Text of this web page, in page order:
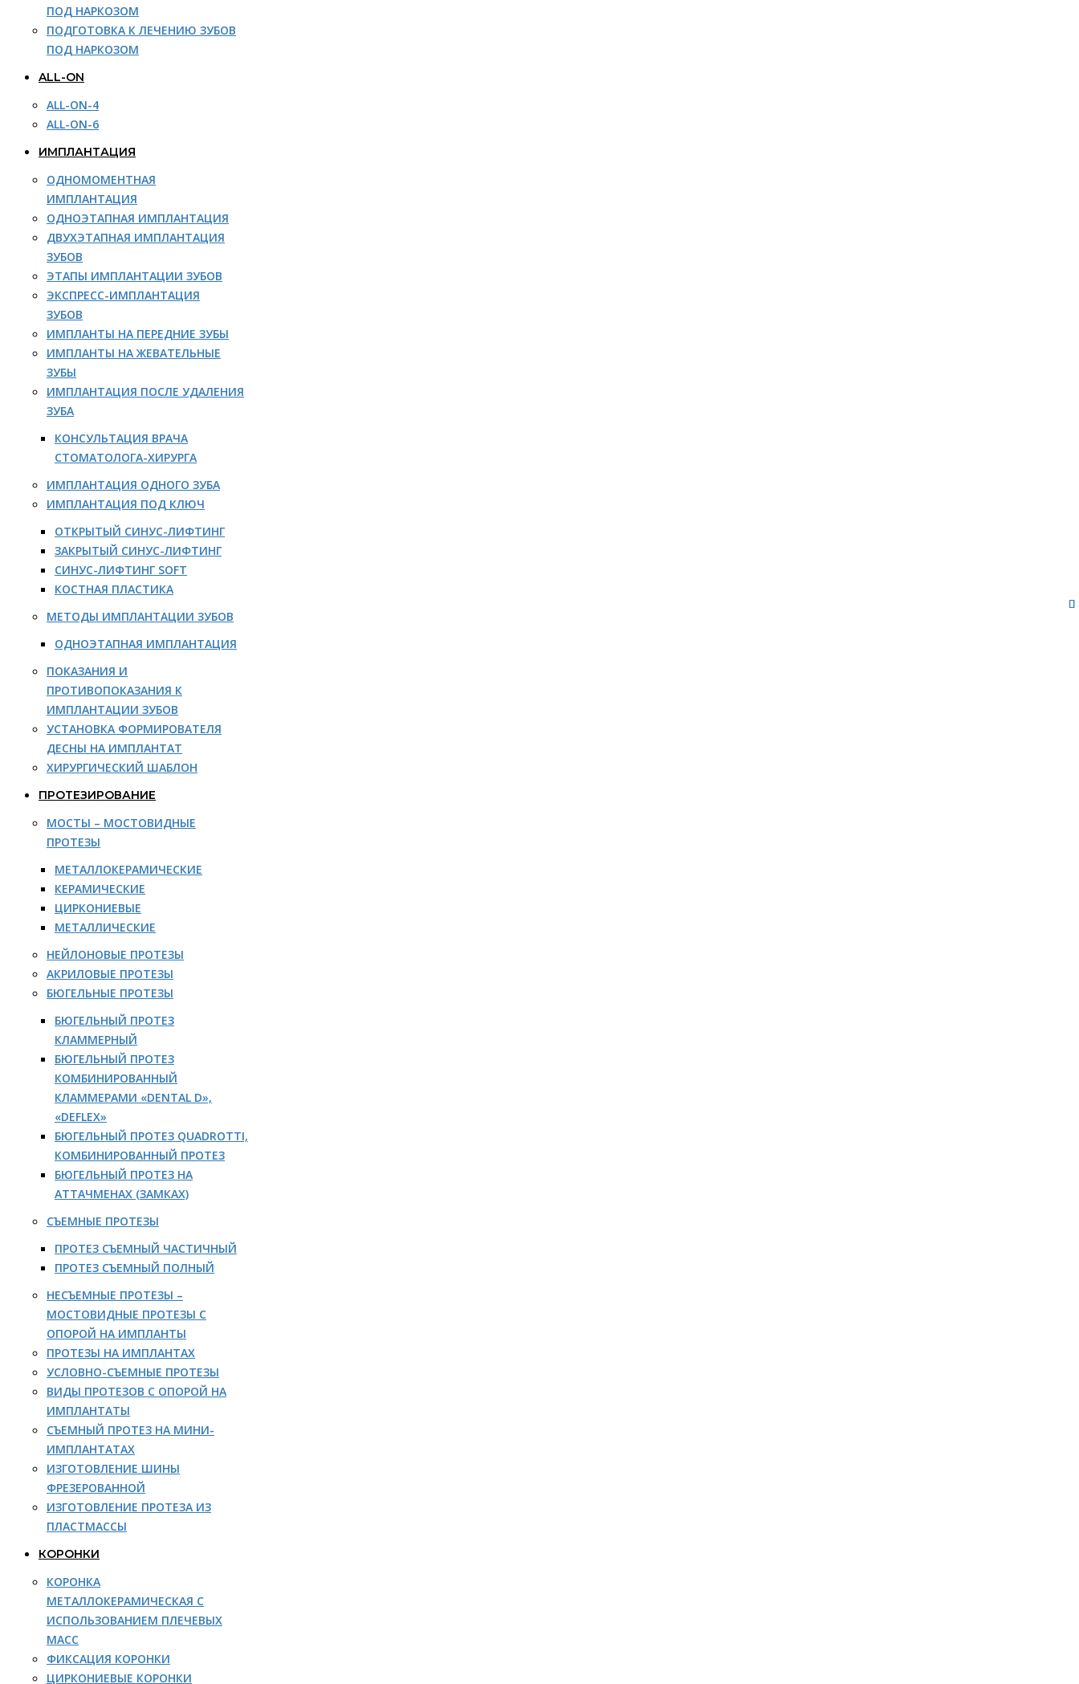
ПОД НАРКОЗОМ
ПОДГОТОВКА К ЛЕЧЕНИЮ ЗУБОВ
ПОД НАРКОЗОМ
ALL-ON
ALL-ON-4
ALL-ON-6
ИМПЛАНТАЦИЯ
ОДНОМОМЕНТНАЯ
ИМПЛАНТАЦИЯ
ОДНОЭТАПНАЯ ИМПЛАНТАЦИЯ
ДВУХЭТАПНАЯ ИМПЛАНТАЦИЯ
ЗУБОВ
ЭТАПЫ ИМПЛАНТАЦИИ ЗУБОВ
ЭКСПРЕСС-ИМПЛАНТАЦИЯ
ЗУБОВ
ИМПЛАНТЫ НА ПЕРЕДНИЕ ЗУБЫ
ИМПЛАНТЫ НА ЖЕВАТЕЛЬНЫЕ
ЗУБЫ
ИМПЛАНТАЦИЯ ПОСЛЕ УДАЛЕНИЯ
ЗУБА
КОНСУЛЬТАЦИЯ ВРАЧА
СТОМАТОЛОГА-ХИРУРГА
ИМПЛАНТАЦИЯ ОДНОГО ЗУБА
ИМПЛАНТАЦИЯ ПОД КЛЮЧ
ОТКРЫТЫЙ СИНУС-ЛИФТИНГ
ЗАКРЫТЫЙ СИНУС-ЛИФТИНГ
СИНУС-ЛИФТИНГ SOFT
КОСТНАЯ ПЛАСТИКА
МЕТОДЫ ИМПЛАНТАЦИИ ЗУБОВ
ОДНОЭТАПНАЯ ИМПЛАНТАЦИЯ
ПОКАЗАНИЯ И
ПРОТИВОПОКАЗАНИЯ К
ИМПЛАНТАЦИИ ЗУБОВ
УСТАНОВКА ФОРМИРОВАТЕЛЯ
ДЕСНЫ НА ИМПЛАНТАТ
ХИРУРГИЧЕСКИЙ ШАБЛОН
ПРОТЕЗИРОВАНИЕ
МОСТЫ – МОСТОВИДНЫЕ
ПРОТЕЗЫ
МЕТАЛЛОКЕРАМИЧЕСКИЕ
КЕРАМИЧЕСКИЕ
ЦИРКОНИЕВЫЕ
МЕТАЛЛИЧЕСКИЕ
НЕЙЛОНОВЫЕ ПРОТЕЗЫ
АКРИЛОВЫЕ ПРОТЕЗЫ
БЮГЕЛЬНЫЕ ПРОТЕЗЫ
БЮГЕЛЬНЫЙ ПРОТЕЗ
КЛАММЕРНЫЙ
БЮГЕЛЬНЫЙ ПРОТЕЗ
КОМБИНИРОВАННЫЙ
КЛАММЕРАМИ «DENTAL D»,
«DEFLEX»
БЮГЕЛЬНЫЙ ПРОТЕЗ QUADROTTI,
КОМБИНИРОВАННЫЙ ПРОТЕЗ
БЮГЕЛЬНЫЙ ПРОТЕЗ НА
АТТАЧМЕНАХ (ЗАМКАХ)
СЪЕМНЫЕ ПРОТЕЗЫ
ПРОТЕЗ СЪЕМНЫЙ ЧАСТИЧНЫЙ
ПРОТЕЗ СЪЕМНЫЙ ПОЛНЫЙ
НЕСЪЕМНЫЕ ПРОТЕЗЫ –
МОСТОВИДНЫЕ ПРОТЕЗЫ С
ОПОРОЙ НА ИМПЛАНТЫ
ПРОТЕЗЫ НА ИМПЛАНТАХ
УСЛОВНО-СЪЕМНЫЕ ПРОТЕЗЫ
ВИДЫ ПРОТЕЗОВ С ОПОРОЙ НА
ИМПЛАНТАТЫ
СЪЕМНЫЙ ПРОТЕЗ НА МИНИ-
ИМПЛАНТАТАХ
ИЗГОТОВЛЕНИЕ ШИНЫ
ФРЕЗЕРОВАННОЙ
ИЗГОТОВЛЕНИЕ ПРОТЕЗА ИЗ
ПЛАСТМАССЫ
КОРОНКИ
КОРОНКА
МЕТАЛЛОКЕРАМИЧЕСКАЯ С
ИСПОЛЬЗОВАНИЕМ ПЛЕЧЕВЫХ
МАСС
ФИКСАЦИЯ КОРОНКИ
ЦИРКОНИЕВЫЕ КОРОНКИ